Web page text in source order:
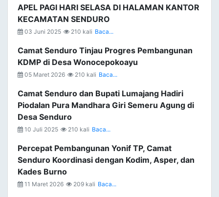
APEL PAGI HARI SELASA DI HALAMAN KANTOR
KECAMATAN SENDURO
03 Juni 2025 210 kali Baca...
Camat Senduro Tinjau Progres Pembangunan
KDMP di Desa Wonocepokoayu
05 Maret 2026 210 kali Baca...
Camat Senduro dan Bupati Lumajang Hadiri
Piodalan Pura Mandhara Giri Semeru Agung di
Desa Senduro
10 Juli 2025 210 kali Baca...
Percepat Pembangunan Yonif TP, Camat
Senduro Koordinasi dengan Kodim, Asper, dan
Kades Burno
11 Maret 2026 209 kali Baca...